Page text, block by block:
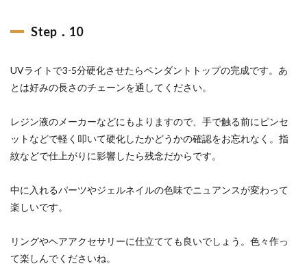
Step．10
UVライトで3-5分硬化させたらペンダントトップの完成です。あ
とは好みの長さのチェーンを通してください。
レジン液のメーカーなどにもよりますので、手で触る前にピンセ
ットなどで軽く叩いて硬化したかどうかの確認をお忘れなく。指
紋などで仕上がりに影響したら残念だからです。
中に入れるパーツやジェルネイルの色味でニュアンスが変わって
楽しいです。
リングやヘアアクセサリーに仕立てても良いでしょう。色々作っ
て楽しんでくださいね。